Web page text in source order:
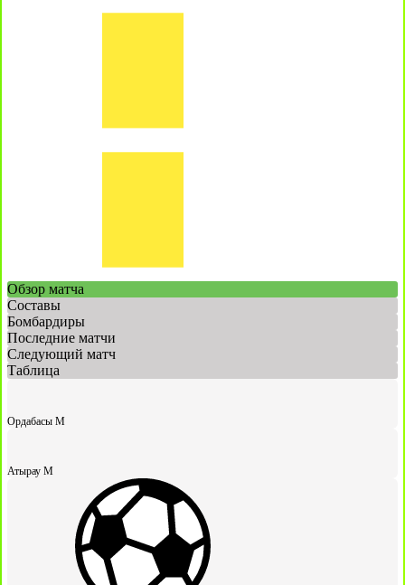
Обзор матча
Составы
Бомбардиры
Последние матчи
Следующий матч
Таблица
Ордабасы М
Атырау М